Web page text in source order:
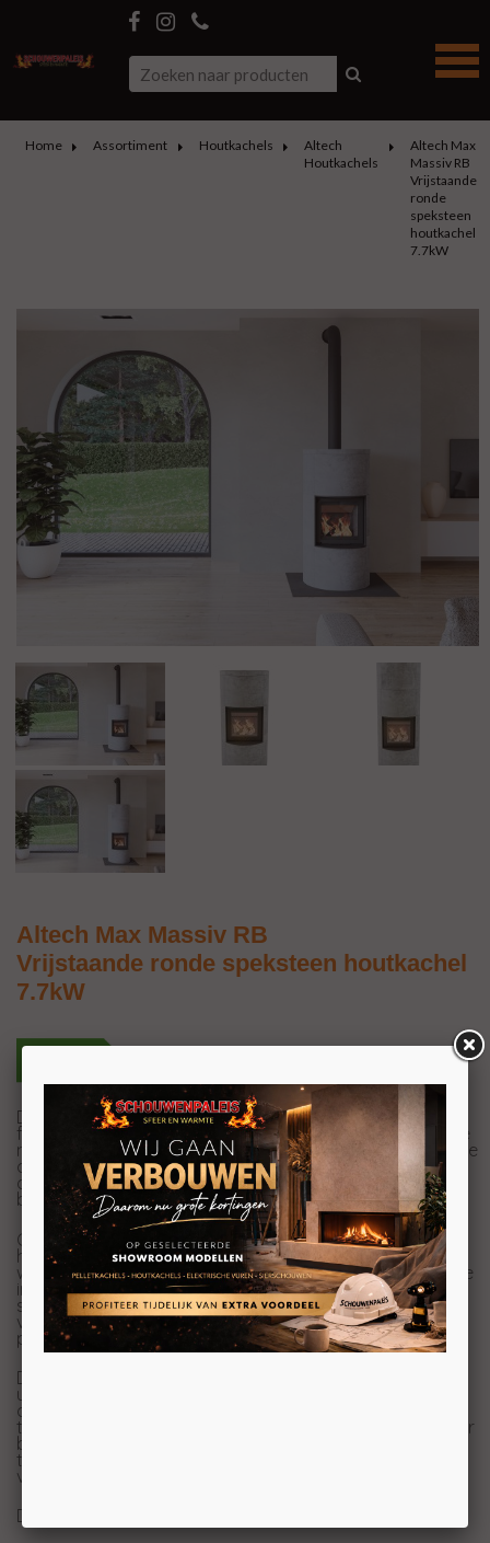
Home Assortiment Houtkachels
Altech
Houtkachels
Altech Max
Massiv RB
Vrijstaande
ronde
speksteen
houtkachel
7.7kW
Altech Max Massiv RB
Vrijstaande ronde speksteen houtkachel
7.7kW
De Altech Max Massiv RB combineert luxe en
functionaliteit in een uniek ontwerp. Met vijf verschillende
modellen biedt deze serie voor elk interieur een passende
oplossing. De Max Massiv kachels onderscheiden zich
door hun robuuste, natuurlijke uitstraling en zijn ware
blikvangers in elke ruimte.
Gemaakt van massief speksteen, staan deze
houtkachels bekend om hun uitzonderlijke
warmtecapaciteit. Geniet nog langer van de aangename
infraroodwarmte, zelfs nadat het vuur gedoofd is. Het
speksteen slaat de warmte op en geeft deze geleidelijk
vrij, waardoor je met een laag houtverbruik maximaal
profiteert van een comfortabele temperatuur.
De Altech Max Massiv is niet alleen zuinig, maar ook
uiterst gebruiksvriendelijk. Je kunt de kachel naar wens
aanpassen, met de mogelijkheid om lagen in hoogte uit
te breiden. Voor wie nog meer warmteopslag wenst, is er
bovendien de optie om extra accumulatiepakketten toe
te voegen. Hierdoor wordt de warmte nog langer
vastgehouden en verspreid.
De unieke eigenschappen op een rijtje: